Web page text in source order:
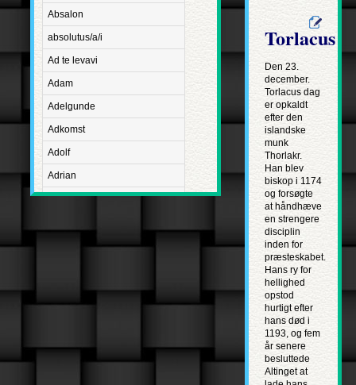
Absalon
absolutus/a/i
Ad te levavi
Adam
Adelgunde
Adkomst
Adolf
Adrian
Advent
Aetatis suae
Agapetus
Torlacus
Den 23.
december.
Torlacus dag
er opkaldt
efter den
islandske
munk
Thorlakr.
Han blev
biskop i 1174
og forsøgte
at hånd­hæve
en strengere
disciplin
inden for
præsteskabet.
Hans ry for
hellighed
opstod
hurtigt efter
hans død i
1193, og fem
år senere
besluttede
Altinget at